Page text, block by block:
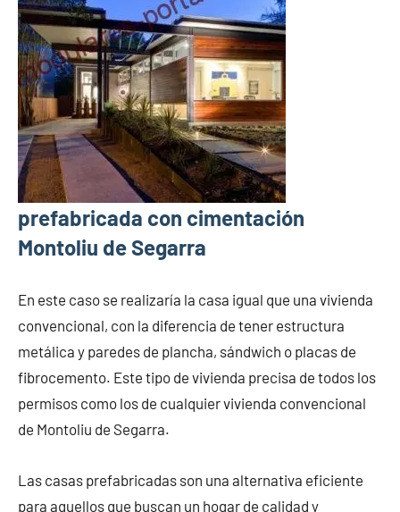
prefabricada con cimentación
Montoliu de Segarra
En este caso se realizaría la casa igual que una vivienda
convencional, con la diferencia de tener estructura
metálica y paredes de plancha, sándwich o placas de
fibrocemento. Este tipo de vivienda precisa de todos los
permisos como los de cualquier vivienda convencional
de Montoliu de Segarra.
Las casas prefabricadas son una alternativa eficiente
para aquellos que buscan un hogar de calidad y